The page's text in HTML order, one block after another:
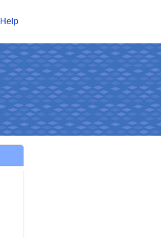
Help